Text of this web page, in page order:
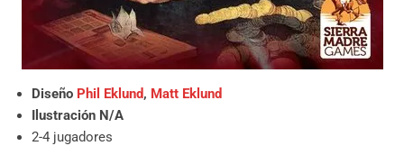
Diseño Phil Eklund, Matt Eklund
Ilustración N/A
2-4 jugadores